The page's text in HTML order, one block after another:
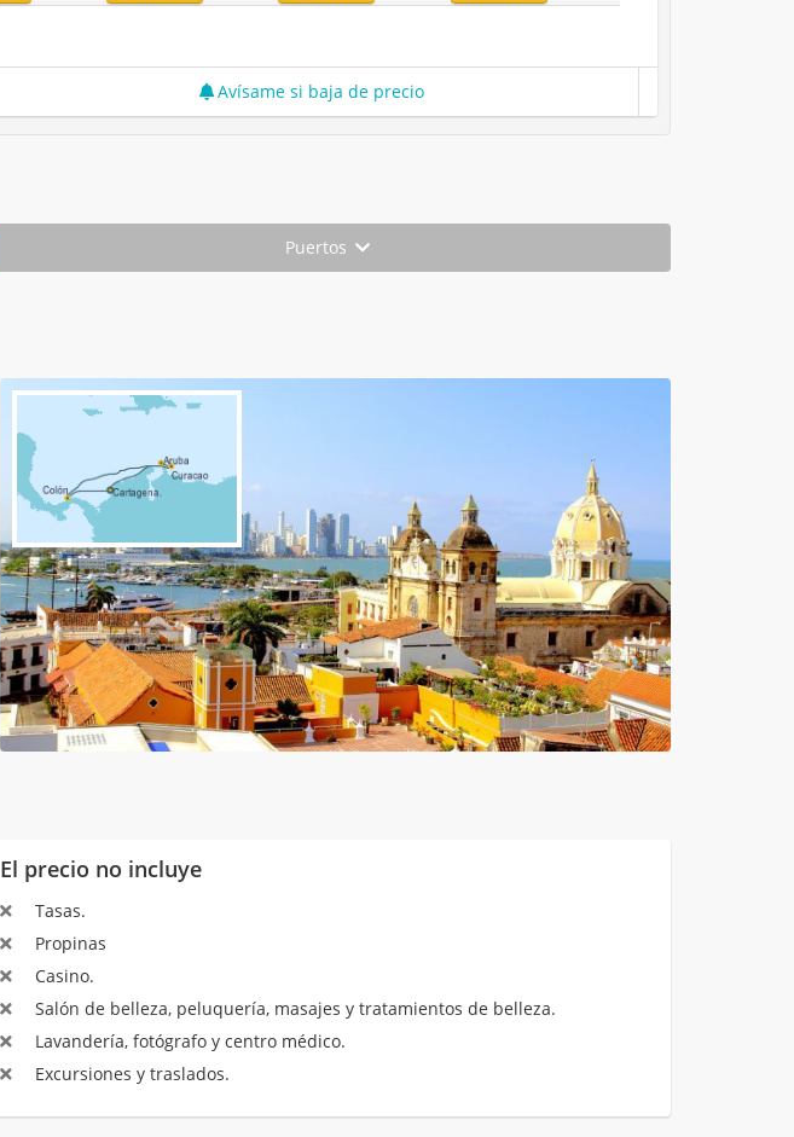
Avísame si baja de precio
Puertos
El precio no incluye
Tasas.
Propinas
Casino.
Salón de belleza, peluquería, masajes y tratamientos de belleza.
Lavandería, fotógrafo y centro médico.
Excursiones y traslados.